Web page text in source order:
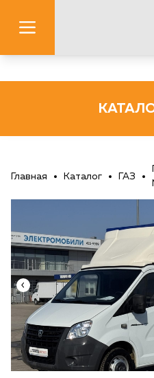
Главная Каталог ГАЗ